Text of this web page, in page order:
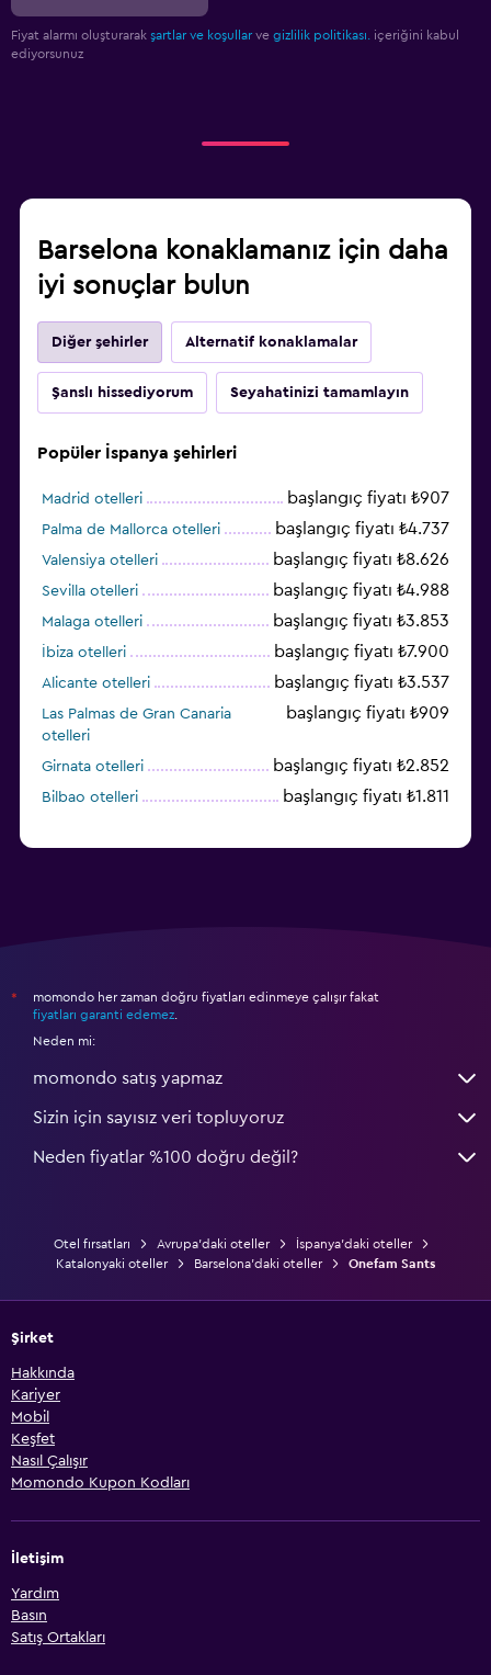
Fiyat alarmı oluşturarak şartlar ve koşullar ve gizlilik politikası.
içeriğini kabul
ediyorsunuz
Barselona konaklamanız için daha
iyi sonuçlar bulun
Diğer şehirler Alternatif konaklamalar
Şanslı hissediyorum Seyahatinizi tamamlayın
Popüler İspanya şehirleri
Madrid otelleri başlangıç fiyatı ₺907
Palma de Mallorca otelleri başlangıç fiyatı ₺4.737
Valensiya otelleri başlangıç fiyatı ₺8.626
Sevilla otelleri başlangıç fiyatı ₺4.988
Malaga otelleri başlangıç fiyatı ₺3.853
İbiza otelleri başlangıç fiyatı ₺7.900
Alicante otelleri başlangıç fiyatı ₺3.537
Las Palmas de Gran Canaria
otelleri
başlangıç fiyatı ₺909
Girnata otelleri başlangıç fiyatı ₺2.852
Bilbao otelleri başlangıç fiyatı ₺1.811
*
momondo her zaman doğru fiyatları edinmeye çalışır fakat
fiyatları garanti edemez
Neden mi:
momondo satış yapmaz
Sizin için sayısız veri topluyoruz
Neden fiyatlar %100 doğru değil?
Otel fırsatları Avrupa'daki oteller
İspanya'daki oteller
Katalonyaki oteller
Barselona'daki oteller Onefam Sants
Şirket
Hakkında
Kariyer
Mobil
Keşfet
Nasıl Çalışır
Momondo Kupon Kodları
İletişim
Yardım
Basın
Satış Ortakları